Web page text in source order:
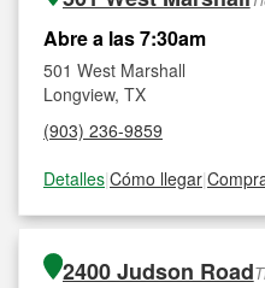
Abre a las 7:30am
501 West Marshall
Longview, TX
(903) 236-9859
Detalles|Cómo llegar|
2400 Judson Road